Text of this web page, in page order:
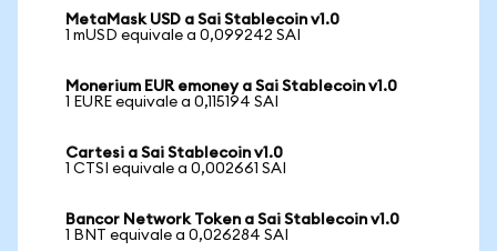
MetaMask USD a Sai Stablecoin v1.0
1 mUSD equivale a 0,099242 SAI
Monerium EUR emoney a Sai Stablecoin v1.0
1 EURE equivale a 0,115194 SAI
Cartesi a Sai Stablecoin v1.0
1 CTSI equivale a 0,002661 SAI
Bancor Network Token a Sai Stablecoin v1.0
1 BNT equivale a 0,026284 SAI